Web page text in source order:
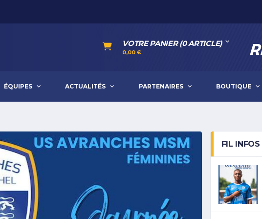
VOTRE PANIER (0 ARTICLE)
0,00€
ÉQUIPES ACTUALITÉS PARTENAIRES BOUTIQUE
FIL INFOS